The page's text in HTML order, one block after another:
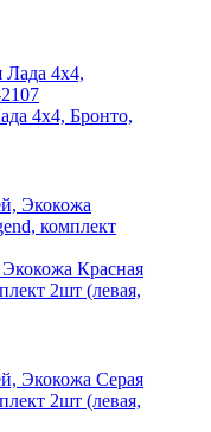
4х4, Бронто,
Красная
2шт (левая,